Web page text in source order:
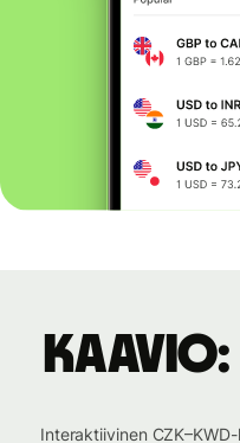
Kaavio:
Interaktiivinen